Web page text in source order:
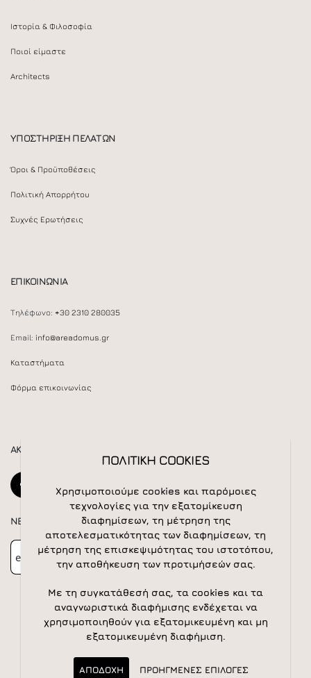
Ιστορία & Φιλοσοφία
Ποιοί είμαστε
Architects
ΥΠΟΣΤΗΡΙΞΗ ΠΕΛΑΤΩΝ
Όροι & Προϋποθέσεις
Πολιτική Απορρήτου
Συχνές Ερωτήσεις
ΕΠΙΚΟΙΝΩΝΙΑ
Τηλέφωνο: +30 2310 280035
Email: info@areadomus.gr
Καταστήματα
Φόρμα επικοινωνίας
ΑΚΟΛΟΥΘΕΙΣΤΕ ΜΑΣ
NEWSLETTER
Newsletter Subscribe
ΠΟΛΙΤΙΚΗ COOKIES
Χρησιμοποιούμε cookies και παρόμοιες
τεχνολογίες για την εξατομίκευση
διαφημίσεων, τη μέτρηση της
αποτελεσματικότητας των διαφημίσεων, τη
μέτρηση της επισκεψιμότητας του ιστοτόπου,
την αποθήκευση των προτιμήσεών σας.
Με τη συγκατάθεσή σας, τα cookies και τα
αναγνωριστικά διαφήμισης ενδέχεται να
χρησιμοποιηθούν για εξατομικευμένη και μη
εξατομικευμένη διαφήμιση.
ΑΠΟΔΟΧΗ ΠΡΟΗΓΜΕΝΕΣ ΕΠΙΛΟΓΕΣ